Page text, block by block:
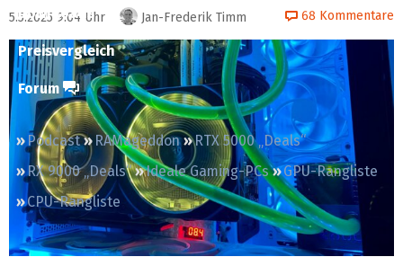
Downloads
Preisvergleich
Forum
Podcast RAMageddon
RTX 5000 „Deals“
RX 9000 „Deals“
Ideale Gaming-PCs
GPU-Rangliste
CPU-Rangliste
5.5.2025 9:04 Uhr Jan-Frederik Timm 68 Kommentare